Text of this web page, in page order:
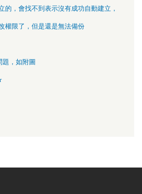
的，會找不到表示沒有成功自動建立，
權限了，但是還是無法備份
題，如附圖